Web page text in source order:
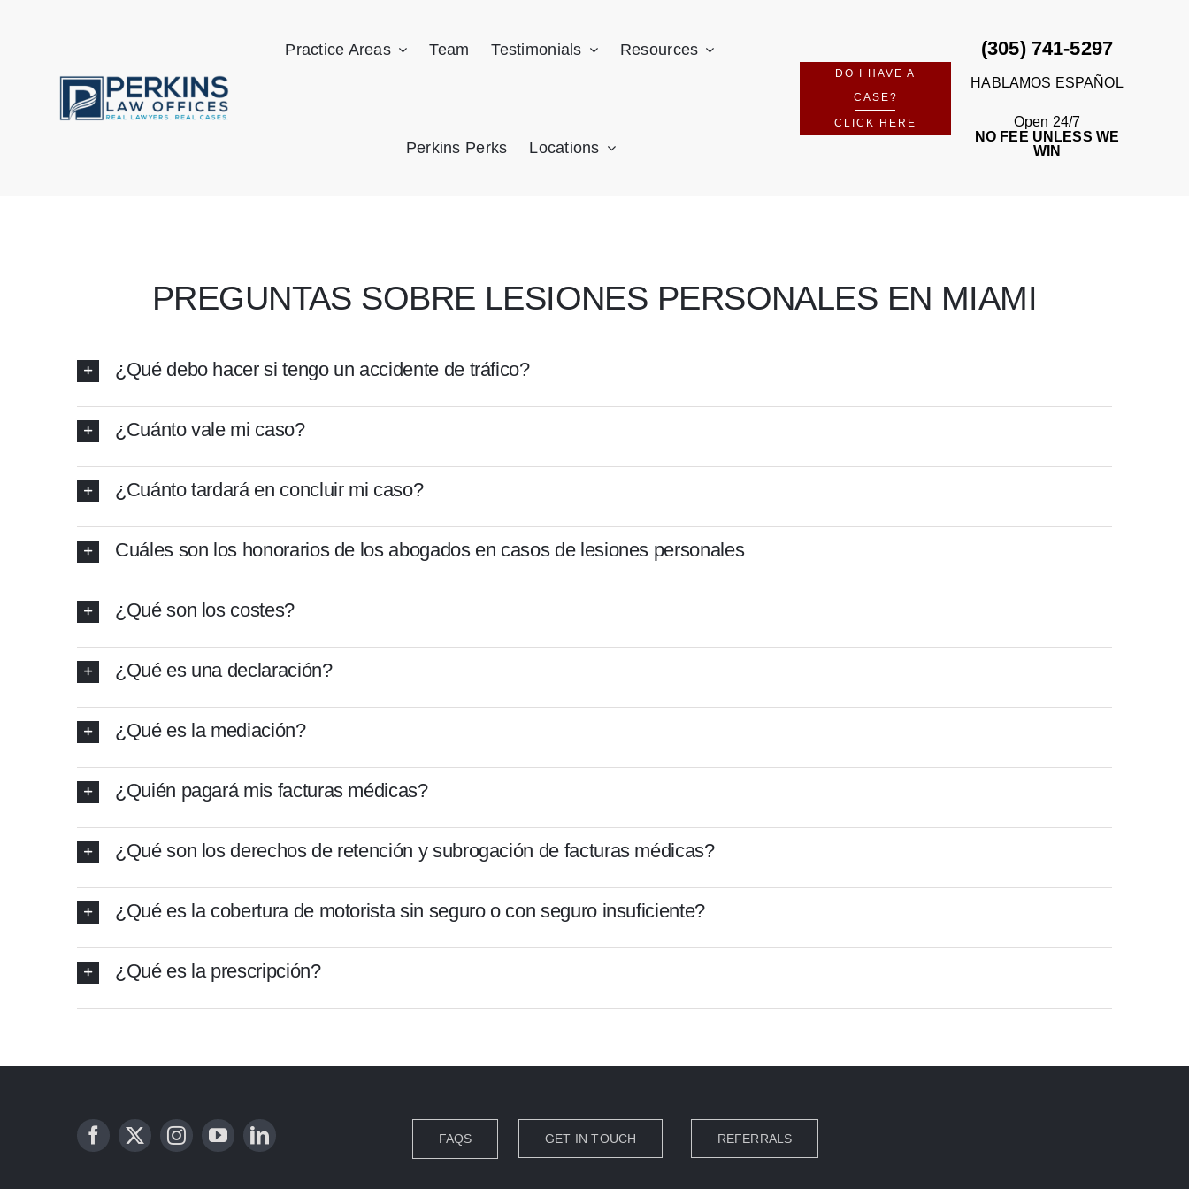
Practice Areas Team Testimonials Resources
Perkins Perks Locations
DO I HAVE A
CASE?
CLICK HERE
(305) 741-5297
HABLAMOS ESPAÑOL
Open 24/7
NO FEE UNLESS WE
WIN
PREGUNTAS SOBRE LESIONES PERSONALES EN MIAMI
¿Qué debo hacer si tengo un accidente de tráfico?
¿Cuánto vale mi caso?
¿Cuánto tardará en concluir mi caso?
Cuáles son los honorarios de los abogados en casos de lesiones personales
¿Qué son los costes?
¿Qué es una declaración?
¿Qué es la mediación?
¿Quién pagará mis facturas médicas?
¿Qué son los derechos de retención y subrogación de facturas médicas?
¿Qué es la cobertura de motorista sin seguro o con seguro insuficiente?
¿Qué es la prescripción?
FAQS GET IN TOUCH REFERRALS